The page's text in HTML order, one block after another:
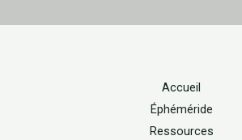
Accueil
Éphéméride
Ressources